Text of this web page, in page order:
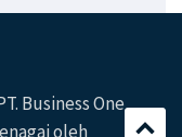
. Business One
oleh